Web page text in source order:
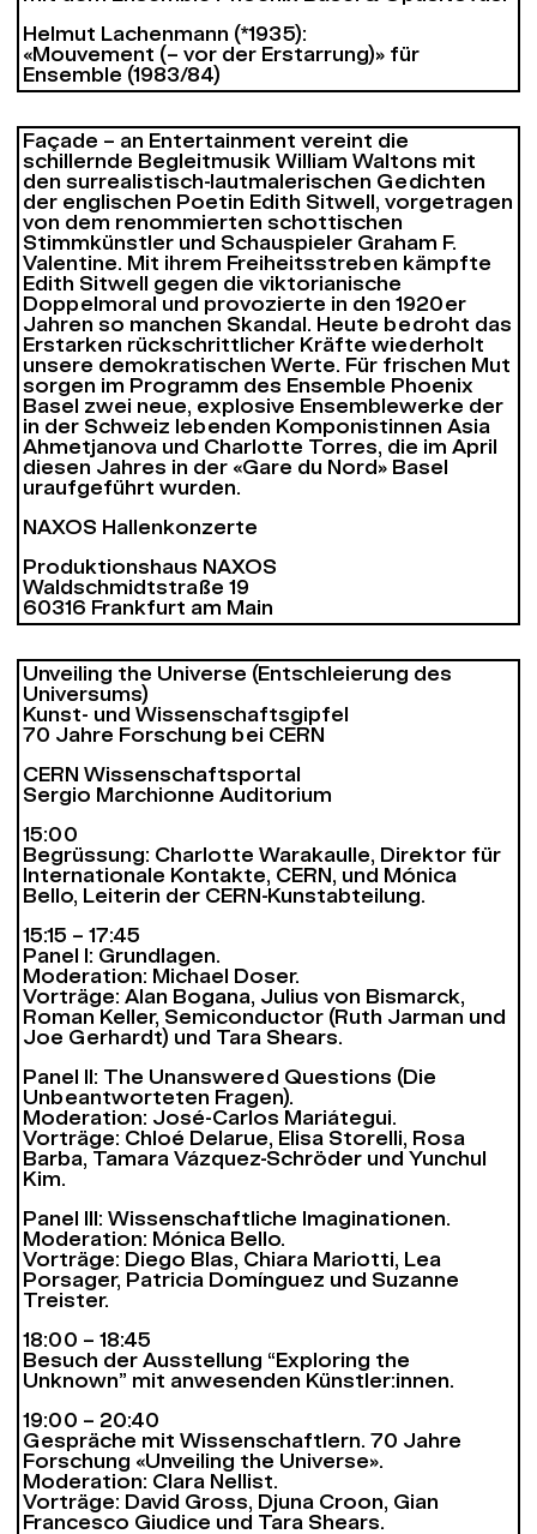
Helmut Lachenmann (*1935):
«Mouvement (– vor der Erstarrung)» für
Ensemble (1983/84)
Façade – an Entertainment vereint die
schillernde Begleitmusik William Waltons mit
den surrealistisch-lautmalerischen Gedichten
der englischen Poetin Edith Sitwell, vorgetragen
von dem renommierten schottischen
Stimmkünstler und Schauspieler Graham F.
Valentine. Mit ihrem Freiheitsstreben kämpfte
Edith Sitwell gegen die viktorianische
Doppelmoral und provozierte in den 1920er
Jahren so manchen Skandal. Heute bedroht das
Erstarken rückschrittlicher Kräfte wiederholt
unsere demokratischen Werte. Für frischen Mut
sorgen im Programm des Ensemble Phoenix
Basel zwei neue, explosive Ensemblewerke der
in der Schweiz lebenden Komponistinnen Asia
Ahmetjanova und Charlotte Torres, die im April
diesen Jahres in der «Gare du Nord» Basel
uraufgeführt wurden.
NAXOS Hallenkonzerte
Produktionshaus NAXOS
Waldschmidtstraße 19
60316 Frankfurt am Main
Unveiling the Universe (Entschleierung des
Universums)
Kunst- und Wissenschaftsgipfel
70 Jahre Forschung bei CERN
CERN Wissenschaftsportal
Sergio Marchionne Auditorium
15:00
Begrüssung: Charlotte Warakaulle, Direktor für
Internationale Kontakte, CERN, und Mónica
Bello, Leiterin der CERN-Kunstabteilung.
15:15 – 17:45
Panel I: Grundlagen.
Moderation: Michael Doser.
Vorträge: Alan Bogana, Julius von Bismarck,
Roman Keller, Semiconductor (Ruth Jarman und
Joe Gerhardt) und Tara Shears.
Panel II: The Unanswered Questions (Die
Unbeantworteten Fragen).
Moderation: José-Carlos Mariátegui.
Vorträge: Chloé Delarue, Elisa Storelli, Rosa
Barba, Tamara Vázquez-Schröder und Yunchul
Kim.
Panel III: Wissenschaftliche Imaginationen.
Moderation: Mónica Bello.
Vorträge: Diego Blas, Chiara Mariotti, Lea
Porsager, Patricia Domínguez und Suzanne
Treister.
18:00 – 18:45
Besuch der Ausstellung “ Exploring the
Unknown” mit anwesenden Künstler:innen.
19:00 – 20:40
Gespräche mit Wissenschaftlern. 70 Jahre
Forschung «Unveiling the Universe».
Moderation: Clara Nellist.
Vorträge: David Gross, Djuna Croon, Gian
Francesco Giudice und Tara Shears.